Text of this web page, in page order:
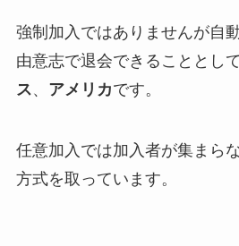
強制加入ではありませんが自
由意志で退会できることとし
ス、 アメリカです。
任意加入では加入者が集まら
方式を取っています。